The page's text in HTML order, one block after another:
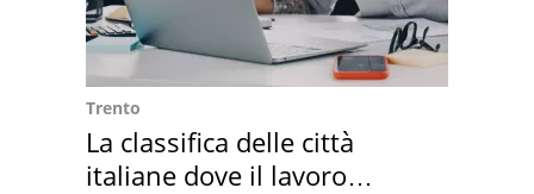
Trento
La classifica delle città
italiane dove il lavoro